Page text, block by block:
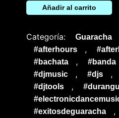
Añadir al carrito
Categoría: Guaracha
#afterhours ,
#bachata , #banda
#djmusic , #djs ,
#djtools ,
#exitosdeguaracha ,